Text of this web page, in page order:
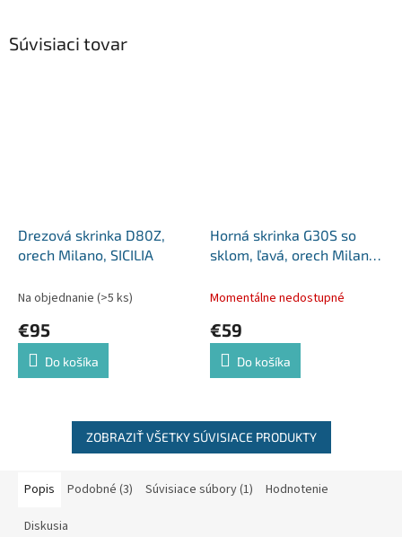
Súvisiaci tovar
Drezová skrinka D80Z,
orech Milano, SICILIA
Na objednanie (>5 ks)
€95
Do košíka
Horná skrinka G30S so
sklom, ľavá, orech Milano,
Momentálne nedostupné
€59
Do košíka
ZOBRAZIŤ VŠETKY SÚVISIACE PRODUKTY
Popis Podobné (3) Súvisiace súbory (1) Hodnotenie
Diskusia